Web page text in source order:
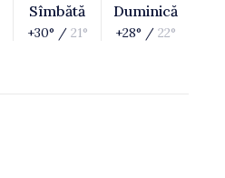
Sîmbătă
+30° / 21°
Duminică
+28° / 22°